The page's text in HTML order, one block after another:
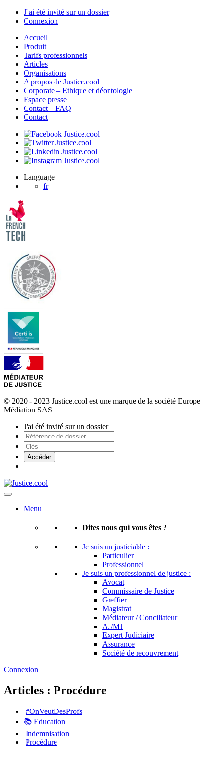
J’ai été invité sur un dossier
Connexion
Accueil
Produit
Tarifs professionnels
Articles
Organisations
A propos de Justice.cool
Corporate – Ethique et déontologie
Espace presse
Contact – FAQ
Contact
Language
fr
© 2020 - 2023 Justice.cool est une marque de la société Europe
Médiation SAS
J'ai été invité sur un dossier
Menu
Dites nous qui vous êtes ?
Je suis un justiciable :
Particulier
Professionnel
Je suis un professionnel de justice :
Avocat
Commissaire de Justice
Greffier
Magistrat
Médiateur / Conciliateur
AJ/MJ
Expert Judiciaire
Assurance
Société de recouvrement
Connexion
Articles : Procédure
#OnVeutDesProfs
📚 Education
Indemnisation
Procédure